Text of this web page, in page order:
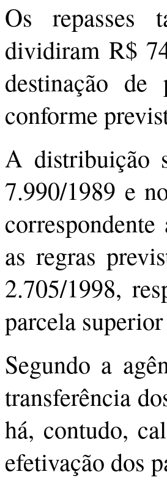
Os repasses
dividiram R$
destinação
conforme
A distribuição
7.990/1989 e
as regras
2.705/1998,
parcela
Segundo a
transferência
há, contudo,
efetivação dos